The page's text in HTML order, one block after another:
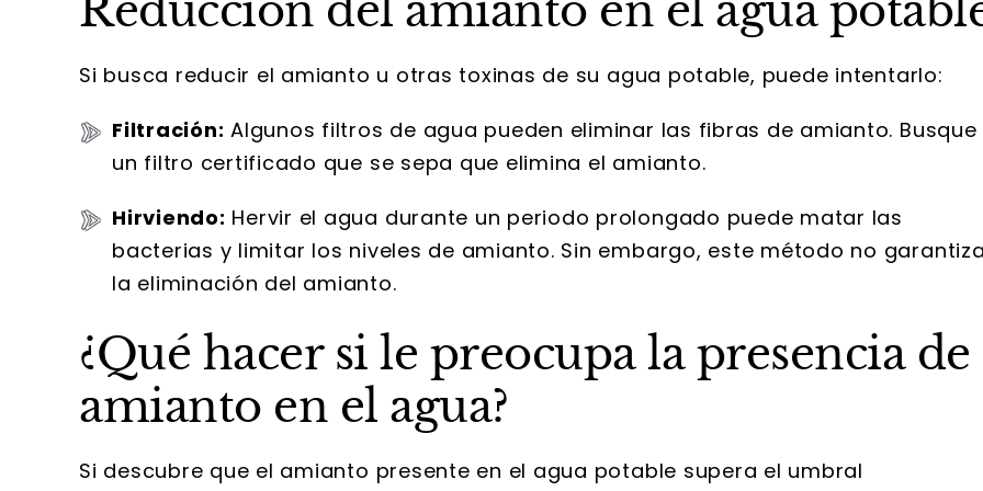
Reducción del amianto en el agua
Si busca reducir el amianto u otras toxinas de su agua potable, puede intentarlo:
Filtración: Algunos filtros de agua pueden eliminar las fibras de amianto. Busque
un filtro certificado que se sepa que elimina el amianto.
Hirviendo: Hervir el agua durante un periodo prolongado puede matar las
bacterias y limitar los niveles de amianto. Sin embargo, este método no garantiza
la eliminación del amianto.
¿Qué hacer si le preocupa la presencia de
amianto en el agua?
Si descubre que el amianto presente en el agua potable supera el umbral